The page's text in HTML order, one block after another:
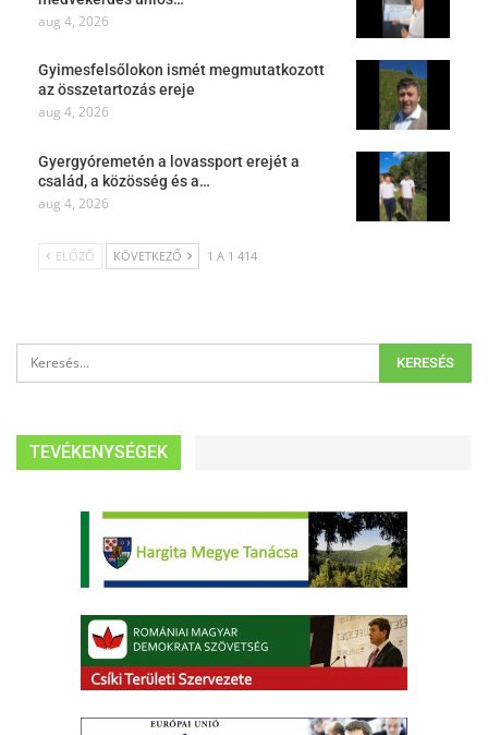
aug 4, 2026
Gyimesfelsőlokon ismét megmutatkozott
az összetartozás ereje
aug 4, 2026
Gyergyóremetén a lovassport erejét a
család, a közösség és a…
aug 4, 2026
ELŐZŐ KÖVETKEZŐ 1 A 1 414
TEVÉKENYSÉGEK